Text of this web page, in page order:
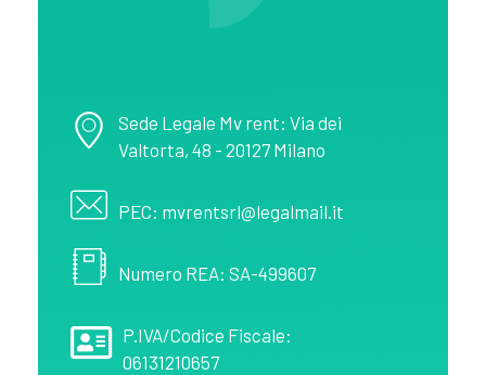
Sede Legale Mv rent: Via dei
Valtorta, 48 - 20127 Milano
PEC: mvrentsrl@legalmail.it
Numero REA: SA-499607
P.IVA/Codice Fiscale:
06131210657